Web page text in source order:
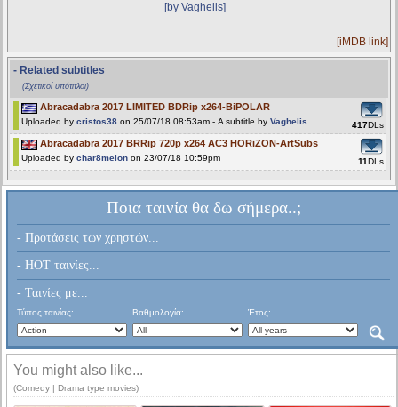
[by Vaghelis]
[iMDB link]
- Related subtitles
(Σχετικοί υπότιτλοι)
Abracadabra 2017 LIMITED BDRip x264-BiPOLAR
Uploaded by cristos38 on 25/07/18 08:53am - A subtitle by Vaghelis 417DLs
Abracadabra 2017 BRRip 720p x264 AC3 HORiZON-ArtSubs
Uploaded by char8melon on 23/07/18 10:59pm 11DLs
Ποια ταινία θα δω σήμερα..;
- Προτάσεις των χρηστών...
- HOT ταινίες...
- Ταινίες με...
Τύπος ταινίας: Βαθμολογία: Έτος:
You might also like...
(Comedy | Drama type movies)